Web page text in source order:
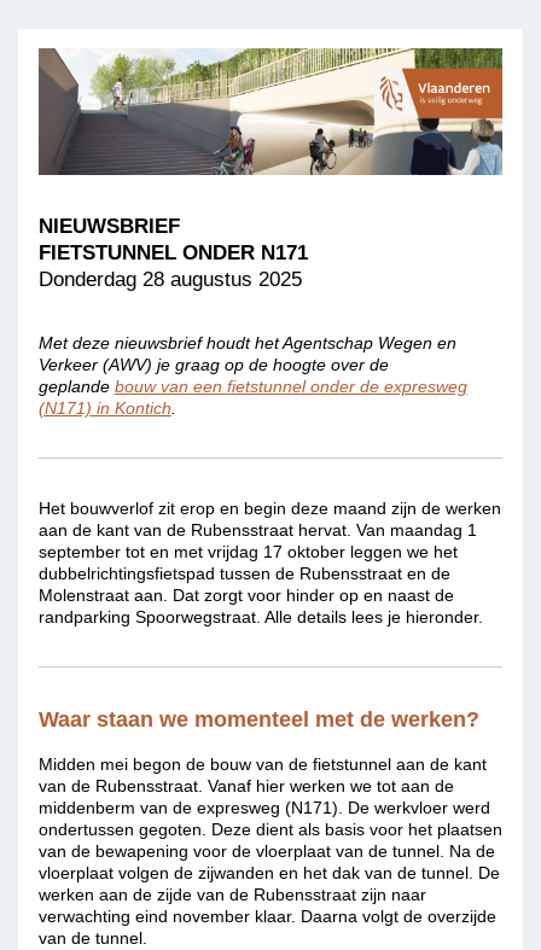
NIEUWSBRIEF
FIETSTUNNEL ONDER N171
Donderdag 28 augustus 2025
Met deze nieuwsbrief houdt het Agentschap Wegen en
Verkeer (AWV) je graag op de hoogte over de
geplande bouw van een fietstunnel onder de expresweg
(N171) in Kontich
Het bouwverlof zit erop en begin deze maand zijn de werken
aan de kant van de Rubensstraat hervat. Van maandag 1
september tot en met vrijdag 17 oktober leggen we het
dubbelrichtingsfietspad tussen de Rubensstraat en de
Molenstraat aan. Dat zorgt voor hinder op en naast de
randparking Spoorwegstraat. Alle details lees je hieronder.
Waar staan we momenteel met de werken?
Midden mei begon de bouw van de fietstunnel aan de kant
van de Rubensstraat. Vanaf hier werken we tot aan de
middenberm van de expresweg (N171). De werkvloer werd
ondertussen gegoten. Deze dient als basis voor het plaatsen
van de bewapening voor de vloerplaat van de tunnel. Na de
vloerplaat volgen de zijwanden en het dak van de tunnel. De
werken aan de zijde van de Rubensstraat zijn naar
verwachting eind november klaar. Daarna volgt de overzijde
van de tunnel.